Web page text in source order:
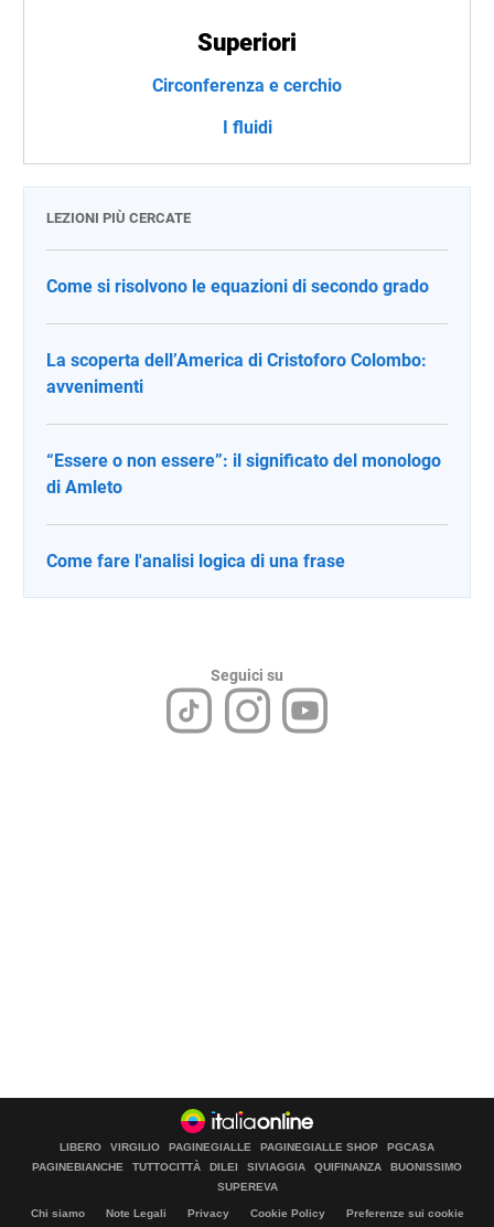
Superiori
Circonferenza e cerchio
I fluidi
LEZIONI PIÙ CERCATE
Come si risolvono le equazioni di secondo grado
La scoperta dell’America di Cristoforo Colombo:
avvenimenti
“Essere o non essere”: il significato del monologo
di Amleto
Come fare l'analisi logica di una frase
Seguici su
LIBERO VIRGILIO PAGINEGIALLE PAGINEGIALLE SHOP
PGCASA
PAGINEBIANCHE
TUTTOCITTÀ DILEI SIVIAGGIA QUIFINANZA
BUONISSIMO
SUPEREVA
Chi siamo Note Legali Privacy Cookie Policy
Preferenze sui cookie